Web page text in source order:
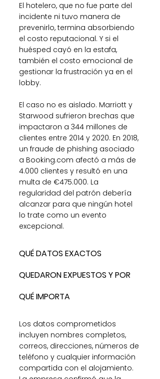
El hotelero, que no fue parte del
incidente ni tuvo manera de
prevenirlo, termina absorbiendo
el costo reputacional. Y si el
huésped cayó en la estafa,
también el costo emocional de
gestionar la frustración ya en el
lobby.
El caso no es aislado. Marriott y
Starwood sufrieron brechas que
impactaron a 344 millones de
clientes entre 2014 y 2020. En 2018,
un fraude de phishing asociado
a Booking.com afectó a más de
4.000 clientes y resultó en una
multa de €475.000. La
regularidad del patrón debería
alcanzar para que ningún hotel
lo trate como un evento
excepcional.
QUÉ DATOS EXACTOS
QUEDARON EXPUESTOS Y POR
QUÉ IMPORTA
Los datos comprometidos
incluyen nombres completos,
correos, direcciones, números de
teléfono y cualquier información
compartida con el alojamiento.